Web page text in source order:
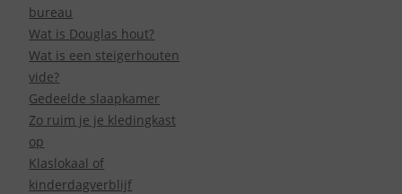
bureau
Wat is Douglas hout?
Wat is een steigerhouten
vide?
Gedeelde slaapkamer
Zo ruim je je kledingkast
op
Klaslokaal of
kinderdagverblijf